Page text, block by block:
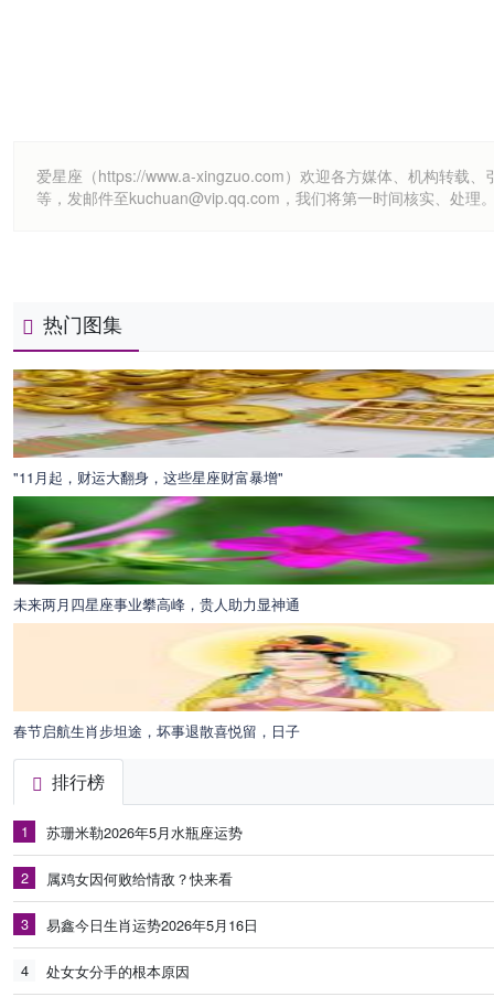
爱星座（https://www.a-xingzuo.com）欢迎各方媒体、机构转载
等，发邮件至kuchuan@vip.qq.com，我们将第一时间核实、处理
热门图集
"11月起，财运大翻身，这些星座财富暴增"
未来两月四星座事业攀高峰，贵人助力显神通
春节启航生肖步坦途，坏事退散喜悦留，日子
排行榜
1 苏珊米勒2026年5月水瓶座运势
2 属鸡女因何败给情敌？快来看
3 易鑫今日生肖运势2026年5月16日
4 处女女分手的根本原因